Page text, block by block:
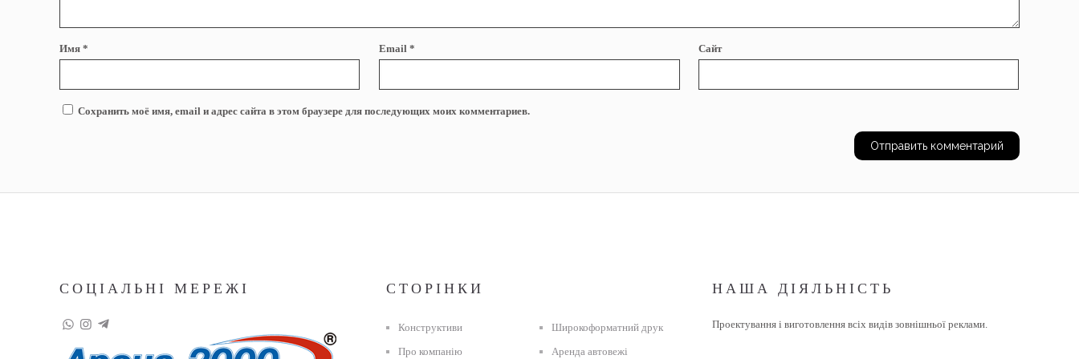
Имя* Email* Сайт
Сохранить моё имя, email и адрес сайта в этом браузере для последующих моих комментариев.
СОЦІАЛЬНІ МЕРЕЖІ СТОРІНКИ
Конструктиви
Про компанію
Широкоформатний друк
Аренда автовежі
НАША ДІЯЛЬНІСТЬ
Проектування і виготовлення всіх видів зовнішньої реклами.